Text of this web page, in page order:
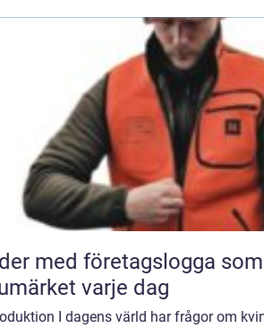
med företagslogga
varje dag
I dagens värld har frågor om